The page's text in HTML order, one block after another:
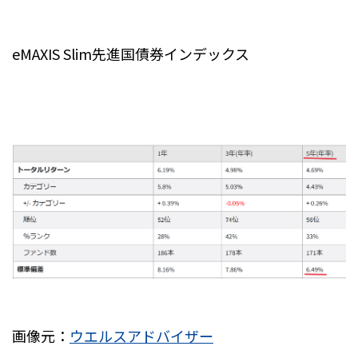
eMAXIS Slim先進国債券インデックス
画像元： ウエルスアドバイザー